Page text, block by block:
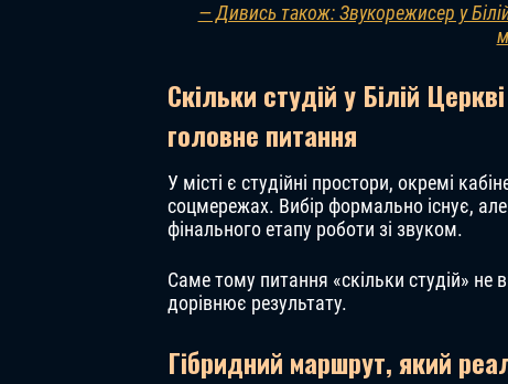
— Дивись також: Звукорежисер у
Скільки студій у Білій
головне питання
У місті є студійні простори, окремі
соцмережах. Вибір формально існує, але
фінального етапу роботи зі звуком.
Саме тому питання «скільки студій» не
дорівнює результату.
Гібридний маршрут, який